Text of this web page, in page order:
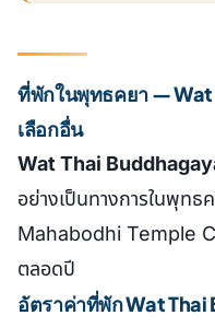
ที่พักในพุทธคยา — Wat
เลือกอื่น
Wat Thai
อย่างเป็นทางการในพุทธ
Mahabodhi Temple
ตลอดปี
อัตราค่าที่พัก Wat